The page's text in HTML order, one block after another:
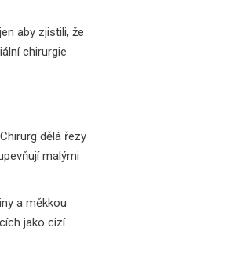
aby zjistili, že
chirurgie
dělá řezy
malými
a měkkou
jako cizí